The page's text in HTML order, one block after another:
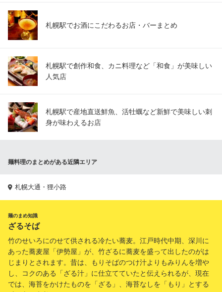
札幌駅でお酒にこだわるお店・バーまとめ
札幌駅で創作和食、カニ料理など「和食」が美味しい
人気店
札幌駅で産地直送鮮魚、活牡蠣など新鮮で美味しい刺
身が味わえるお店
麺料理のまとめがある近隣エリア
札幌大通・狸小路
麺のまめ知識
ざるそば
竹のせいろにのせて供される冷たい蕎麦。江戸時代中期、深川に
あった蕎麦屋「伊勢屋」が、竹ざるに蕎麦を盛って出したのがは
じまりとされます。昔は、もりそばのつけ汁よりもみりんを増や
し、コクのある「ざる汁」に仕立てていたと伝えられるが、現在
では、海苔をかけたものを「ざる」、海苔なしを「もり」とする